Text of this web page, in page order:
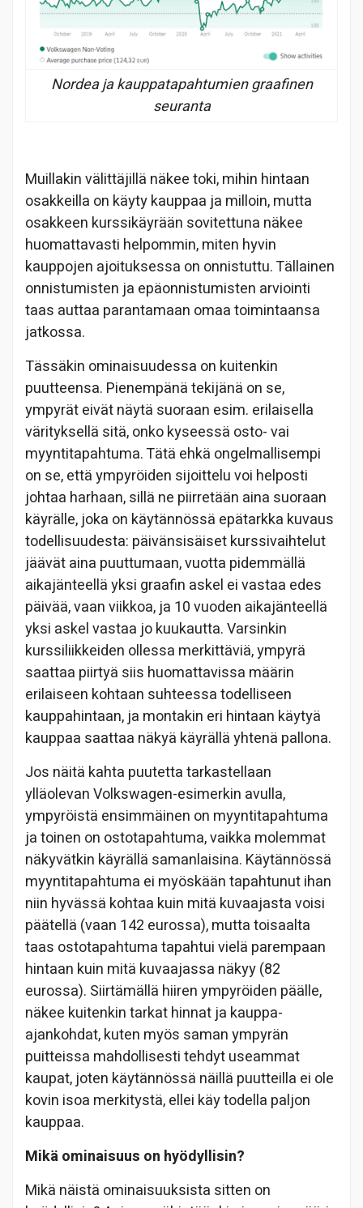
Nordea ja kauppatapahtumien graafinen
seuranta
Muillakin välittäjillä näkee toki, mihin hintaan
osakkeilla on käyty kauppaa ja milloin, mutta
osakkeen kurssikäyrään sovitettuna näkee
huomattavasti helpommin, miten hyvin
kauppojen ajoituksessa on onnistuttu. Tällainen
onnistumisten ja epäonnistumisten arviointi
taas auttaa parantamaan omaa toimintaansa
jatkossa.
Tässäkin ominaisuudessa on kuitenkin
puutteensa. Pienempänä tekijänä on se,
ympyrät eivät näytä suoraan esim. erilaisella
värityksellä sitä, onko kyseessä osto- vai
myyntitapahtuma. Tätä ehkä ongelmallisempi
on se, että ympyröiden sijoittelu voi helposti
johtaa harhaan, sillä ne piirretään aina suoraan
käyrälle, joka on käytännössä epätarkka kuvaus
todellisuudesta: päivänsisäiset kurssivaihtelut
jäävät aina puuttumaan, vuotta pidemmällä
aikajänteellä yksi graafin askel ei vastaa edes
päivää, vaan viikkoa, ja 10 vuoden aikajänteellä
yksi askel vastaa jo kuukautta. Varsinkin
kurssiliikkeiden ollessa merkittäviä, ympyrä
saattaa piirtyä siis huomattavissa määrin
erilaiseen kohtaan suhteessa todelliseen
kauppahintaan, ja montakin eri hintaan käytyä
kauppaa saattaa näkyä käyrällä yhtenä pallona.
Jos näitä kahta puutetta tarkastellaan
ylläolevan Volkswagen-esimerkin avulla,
ympyröistä ensimmäinen on myyntitapahtuma
ja toinen on ostotapahtuma, vaikka molemmat
näkyvätkin käyrällä samanlaisina. Käytännössä
myyntitapahtuma ei myöskään tapahtunut ihan
niin hyvässä kohtaa kuin mitä kuvaajasta voisi
päätellä (vaan 142 eurossa), mutta toisaalta
taas ostotapahtuma tapahtui vielä parempaan
hintaan kuin mitä kuvaajassa näkyy (82
eurossa). Siirtämällä hiiren ympyröiden päälle,
näkee kuitenkin tarkat hinnat ja kauppa-
ajankohdat, kuten myös saman ympyrän
puitteissa mahdollisesti tehdyt useammat
kaupat, joten käytännössä näillä puutteilla ei ole
kovin isoa merkitystä, ellei käy todella paljon
kauppaa.
Mikä ominaisuus on hyödyllisin?
Mikä näistä ominaisuuksista sitten on